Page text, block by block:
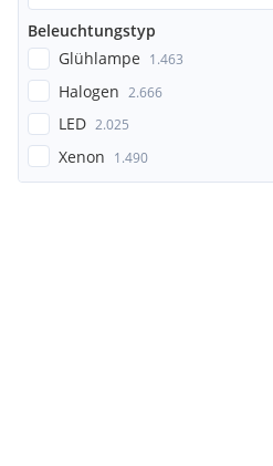
Beleuchtungstyp
Glühlampe 1.463
Halogen 2.666
LED 2.025
Xenon 1.490